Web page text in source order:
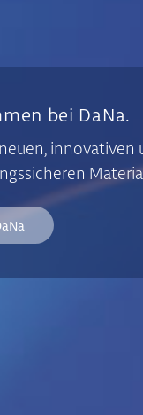
bei DaNa.
innovativen